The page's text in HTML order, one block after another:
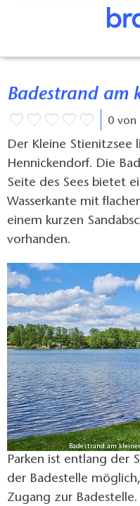
Badestrand am
0 von
Der Kleine
Hennickendorf. Die
Seite des Sees bietet
Wasserkante mit
einem kurzen
vorhanden.
Badestrand am
Parken ist entlang der
der Badestelle
Zugang zur